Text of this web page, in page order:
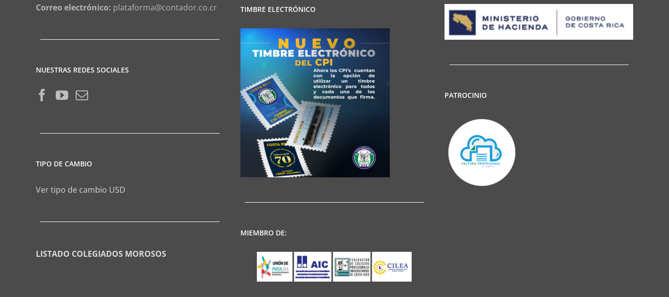
Correo electrónico: plataforma@contador.co.cr
NUESTRAS REDES SOCIALES
TIPO DE CAMBIO
Ver tipo de cambio USD
LISTADO COLEGIADOS MOROSOS
TIMBRE ELECTRÓNICO
MIEMBRO DE:
PATROCINIO